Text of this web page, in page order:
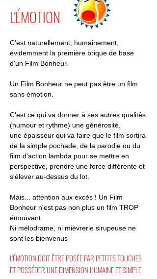
L'ÉMOTION
C'est naturellement, humainement,
évidemment la première brique de base
d'un Film Bonheur.
Un Film Bonheur ne peut pas être un film
sans émotion.
C'est ce qui va donner à ses autres qualités
(humour et rythme) une générosité,
une épaisseur qui va faire que le film sortira
de la simple pochade, de la parodie ou du
film d'action lambda pour se mettre en
perspective, prendre une force différente et
s'élever au-dessus du lot.
Mais... attention aux excès ! Un Film
Bonheur n'est pas non plus un film TROP
émouvant.
Ni mélodrame, ni mièvrerie sirupeuse ne
sont les bienvenus
L'ÉMOTION DOIT ÊTRE POSÉE PAR PETITES TOUCHES
ET POSSÉDER UNE DIMENSION HUMAINE ET SIMPLE.